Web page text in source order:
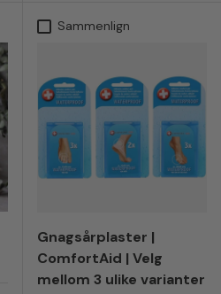
Sammenlign
Gnagsårplaster |
ComfortAid | Velg
mellom 3 ulike varianter